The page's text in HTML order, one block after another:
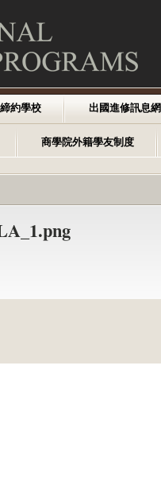
締約學校 出國進修訊息網
商學院外籍學友制度